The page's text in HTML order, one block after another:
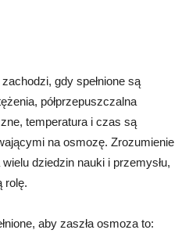
gdy spełnione są
półprzepuszczalna
temperatura i czas są
na osmozę. Zrozumienie
dziedzin nauki i przemysłu,
rolę.
aby zaszła osmoza to: